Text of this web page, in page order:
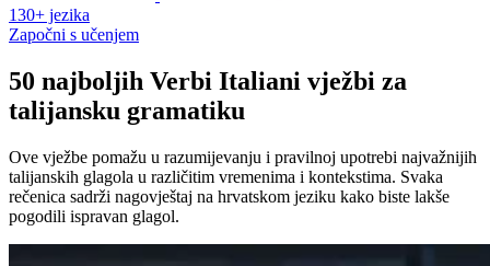
130+ jezika
Započni s učenjem
50 najboljih Verbi Italiani vježbi za
talijansku gramatiku
Ove vježbe pomažu u razumijevanju i pravilnoj upotrebi najvažnijih
talijanskih glagola u različitim vremenima i kontekstima. Svaka
rečenica sadrži nagovještaj na hrvatskom jeziku kako biste lakše
pogodili ispravan glagol.